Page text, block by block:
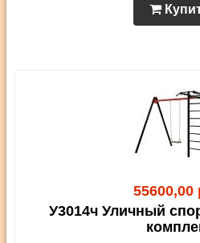
55600,00
У3014ч Уличный